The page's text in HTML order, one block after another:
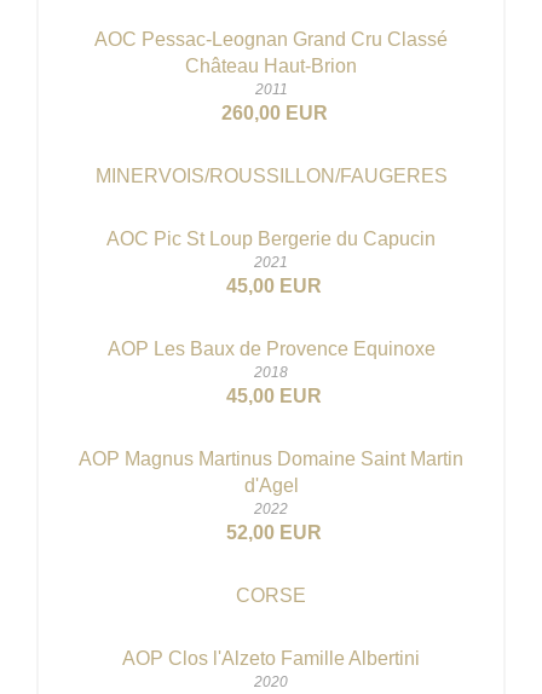
AOC Pessac-Leognan Grand Cru Classé
Château Haut-Brion
2011
260,00 EUR
MINERVOIS/ROUSSILLON/FAUGERES
AOC Pic St Loup Bergerie du Capucin
2021
45,00 EUR
AOP Les Baux de Provence Equinoxe
2018
45,00 EUR
AOP Magnus Martinus Domaine Saint Martin
d'Agel
2022
52,00 EUR
CORSE
AOP Clos l'Alzeto Famille Albertini
2020